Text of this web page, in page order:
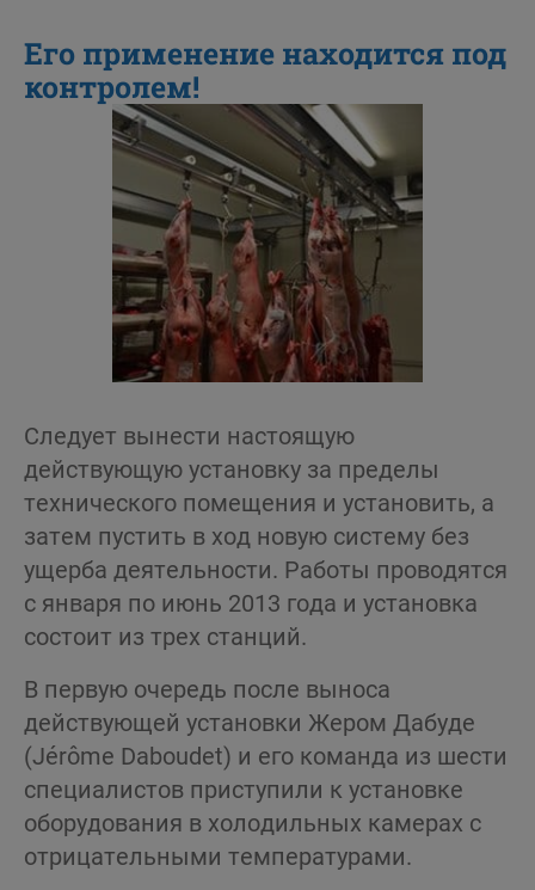
Его применение находится под
контролем!
Следует вынести настоящую
действующую установку за пределы
технического помещения и установить, а
затем пустить в ход новую систему без
ущерба деятельности. Работы проводятся
с января по июнь 2013 года и установка
состоит из трех станций.
В первую очередь после выноса
действующей установки Жером Дабуде
(Jérôme Daboudet) и его команда из шести
специалистов приступили к установке
оборудования в холодильных камерах с
отрицательными температурами.